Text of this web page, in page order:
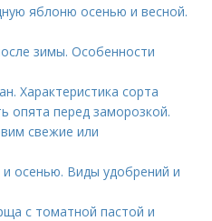
яблоню осенью и весной.
зимы. Особенности
Характеристика сорта
опята перед заморозкой.
свежие или
осенью. Виды удобрений и
с томатной пастой и